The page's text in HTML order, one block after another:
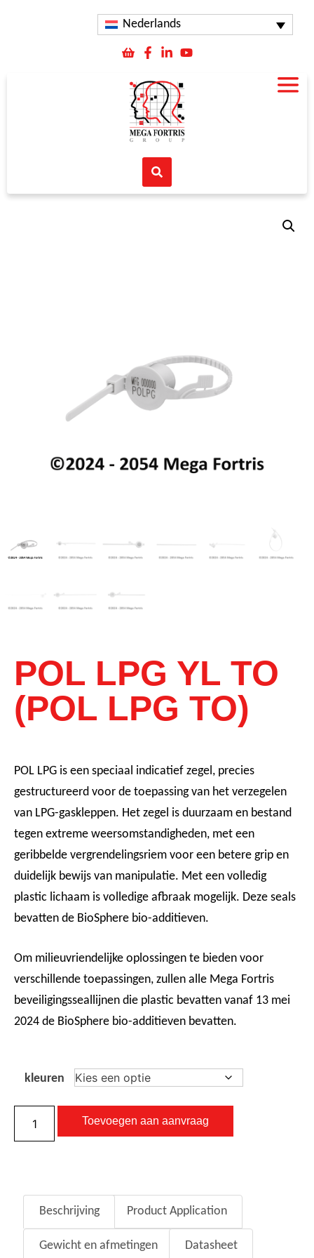
Nederlands
POL LPG YL TO
(POL LPG TO)
POL LPG is een speciaal indicatief zegel, precies
gestructureerd voor de toepassing van het verzegelen
van LPG-gaskleppen. Het zegel is duurzaam en bestand
tegen extreme weersomstandigheden, met een
geribbelde vergrendelingsriem voor een betere grip en
duidelijk bewijs van manipulatie. Met een volledig
plastic lichaam is volledige afbraak mogelijk. Deze seals
bevatten de BioSphere bio-additieven.
Om milieuvriendelijke oplossingen te bieden voor
verschillende toepassingen, zullen alle Mega Fortris
beveiligingsseallijnen die plastic bevatten vanaf 13 mei
2024 de BioSphere bio-additieven bevatten.
kleuren
Toevoegen aan aanvraag
Beschrijving Product Application
Gewicht en afmetingen Datasheet